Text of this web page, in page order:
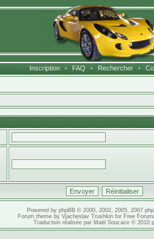
Inscription • FAQ • Rechercher •
Powered by phpBB© 2000, 2002, 2005, 2007
Forum theme by Vjacheslav Trushkinfor Free Forum
Traduction réalisée par Maël Soucaze© 2010